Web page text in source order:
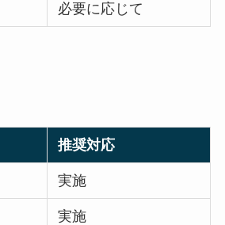
必要に応じて
推奨対応
実施
実施